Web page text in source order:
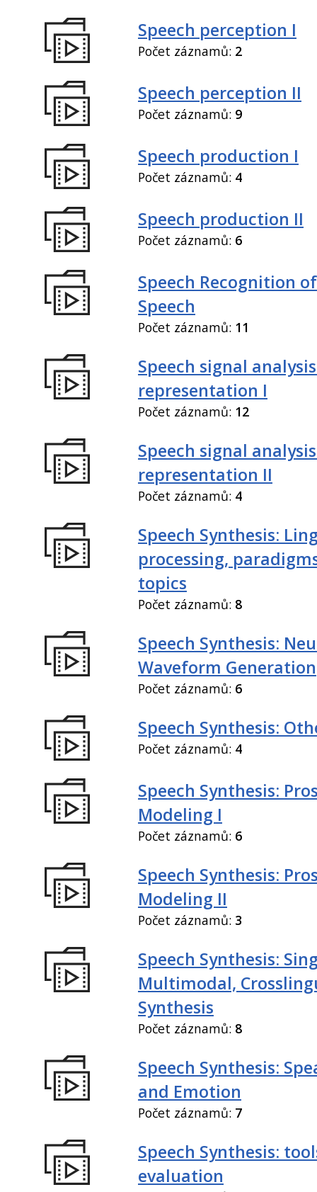
Speech perception I
Počet záznamů: 2
Speech perception II
Počet záznamů: 9
Speech production I
Počet záznamů: 4
Speech production II
Počet záznamů: 6
Speech Recognition
Speech
Počet záznamů: 11
Speech signal
representation I
Počet záznamů: 12
Speech signal
representation II
Počet záznamů: 4
Speech Synthesis:
processing,
topics
Počet záznamů: 8
Speech Synthesis:
Waveform Generation
Počet záznamů: 6
Speech Synthesis:
Počet záznamů: 4
Speech Synthesis:
Modeling I
Počet záznamů: 6
Speech Synthesis:
Modeling II
Počet záznamů: 3
Speech Synthesis:
Multimodal,
Synthesis
Počet záznamů: 8
Speech Synthesis:
and Emotion
Počet záznamů: 7
Speech Synthesis:
evaluation